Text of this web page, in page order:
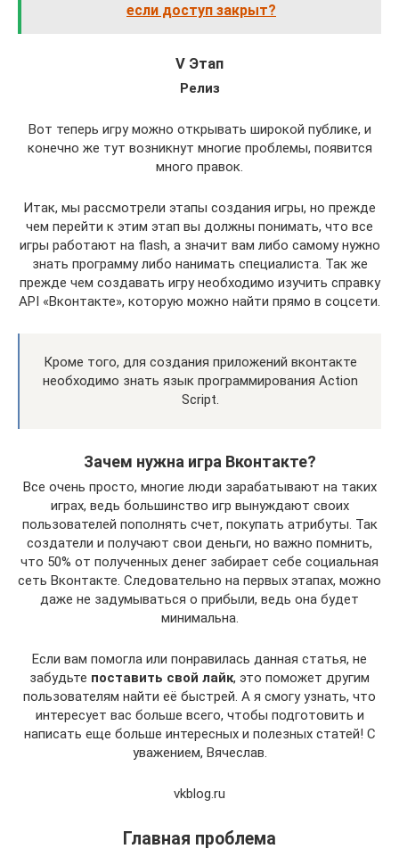
если доступ закрыт?
V Этап
Релиз
Вот теперь игру можно открывать широкой публике, и
конечно же тут возникнут многие проблемы, появится
много правок.
Итак, мы рассмотрели этапы создания игры, но прежде
чем перейти к этим этап вы должны понимать, что все
игры работают на flash, а значит вам либо самому нужно
знать программу либо нанимать специалиста. Так же
прежде чем создавать игру необходимо изучить справку
API «Вконтакте», которую можно найти прямо в соцсети.
Кроме того, для создания приложений вконтакте
необходимо знать язык программирования Action
Script.
Зачем нужна игра Вконтакте?
Все очень просто, многие люди зарабатывают на таких
играх, ведь большинство игр вынуждают своих
пользователей пополнять счет, покупать атрибуты. Так
создатели и получают свои деньги, но важно помнить,
что 50% от полученных денег забирает себе социальная
сеть Вконтакте. Следовательно на первых этапах, можно
даже не задумываться о прибыли, ведь она будет
минимальна.
Если вам помогла или понравилась данная статья, не
забудьте поставить свой лайк, это поможет другим
пользователям найти её быстрей. А я смогу узнать, что
интересует вас больше всего, чтобы подготовить и
написать еще больше интересных и полезных статей! С
уважением, Вячеслав.
vkblog.ru
Главная проблема